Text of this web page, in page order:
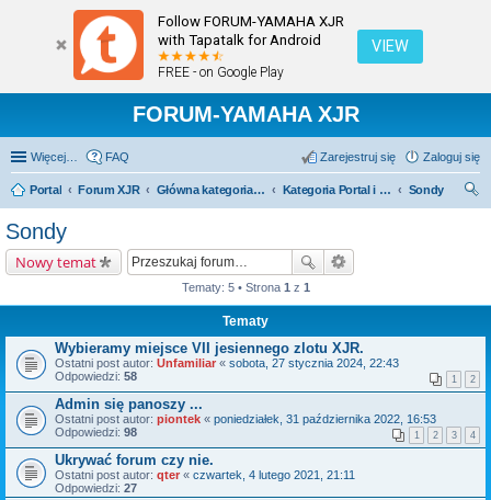
Follow FORUM-YAMAHA XJR
with Tapatalk for Android
FREE - on Google Play
VIEW
FORUM-YAMAHA XJR
Więcej… FAQ Zaloguj się
Zarejestruj się
Portal Forum XJR Główna kategoria forum Kategoria Portal i Sondy
Sondy
Sondy
Nowy temat
Tematy: 5 • Strona 1 z 1
Tematy
Wybieramy miejsce VII jesiennego zlotu XJR.
Ostatni post autor: Unfamiliar « sobota, 27 stycznia 2024, 22:43
Odpowiedzi: 58 1 2
Admin się panoszy ...
Ostatni post autor: piontek « poniedziałek, 31 października 2022, 16:53
Odpowiedzi: 98 1 2 3 4
Ukrywać forum czy nie.
Ostatni post autor: qter « czwartek, 4 lutego 2021, 21:11
Odpowiedzi: 27